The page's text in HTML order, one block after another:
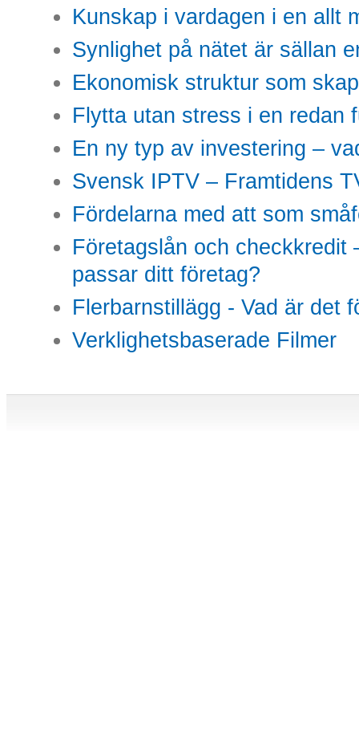
Kunskap i vardagen i en allt
Synlighet på nätet är sällan
Ekonomisk struktur som
Flytta utan stress i en redan
En ny typ av investering –
Svensk IPTV – Framtidens
Fördelarna med att som
Företagslån och checkkredit
passar ditt företag?
Flerbarnstillägg - Vad är det
Verklighetsbaserade Filmer